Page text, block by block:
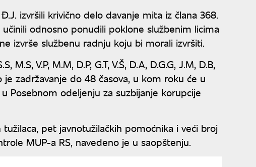
izvršili krivično delo davanje mita iz člana 368.
odnosno ponudili poklone službenim licima
izvrše službenu radnju koju bi morali izvršiti.
M.S, V.P, M.M, D.P, G.T, V.Š, D.A, D.G.G, J.M, D.B,
je zadržavanje do 48 časova, u kom roku će u
Posebnom odeljenju za suzbijanje korupcije
pet javnotužilačkih pomoćnika i veći broj
MUP-a RS, navedeno je u saopštenju.